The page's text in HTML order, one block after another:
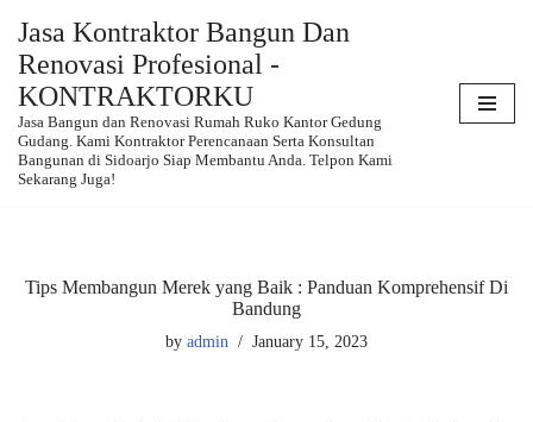
Skip
content
Jasa Kontraktor Bangun Dan
Renovasi Profesional -
KONTRAKTORKU
Jasa Bangun dan Renovasi Rumah Ruko Kantor Gedung
Gudang. Kami Kontraktor Perencanaan Serta Konsultan
Bangunan di Sidoarjo Siap Membantu Anda. Telpon Kami
Sekarang Juga!
Tips Membangun Merek yang Baik : Panduan Komprehensif Di
Bandung
by admin January 15, 2023